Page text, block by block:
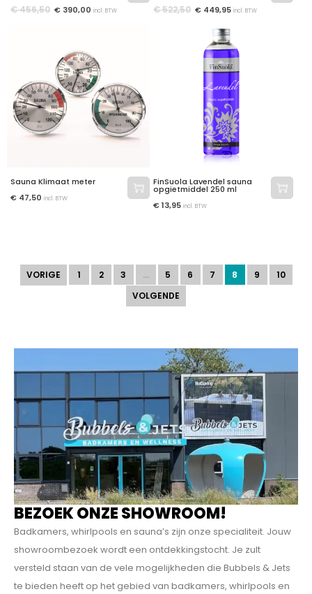
€456,50 € 390,00 incl. BTW €522,50 € 449,95 incl. BTW
Sauna Klimaat meter
€ 47,50 incl. BTW
FinSuola Lavendel sauna
opgietmiddel 250 ml
€13,95 incl. BTW
VORIGE 1 2 3 … 5 6 7 8 9
10
VOLGENDE
BEZOEK ONZE SHOWROOM!
Badkamers, whirlpools en sauna’s zijn onze specialiteit. Jouw
showroombezoek wordt een ontdekkings­tocht. Je zult
versteld staan van de vele mogelijkheden die Bubbels & Jets
te bieden heeft op het gebied van badkamers, whirlpools en